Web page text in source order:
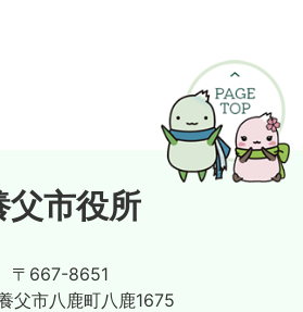
父市役所
〒667-8651
父市八鹿町八鹿1675